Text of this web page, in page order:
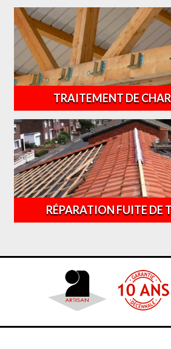
TRAITEMENT DE
RÉPARATION FUITE DE